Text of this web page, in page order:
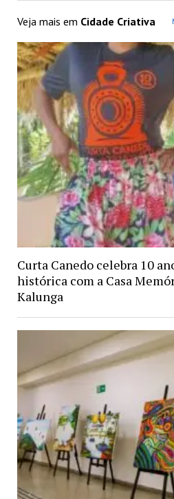
Veja mais em Cidade Criativa
Curta Canedo celebra 10
histórica com a Casa
Kalunga